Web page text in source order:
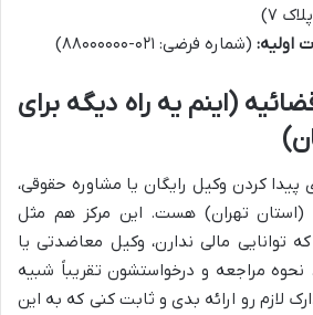
۷)
اولیه: (شماره فرضی: ۰۲۱-۸۸۰۰۰۰۰۰)
(اینم یه راه دیگه برای
پیدا کردن وکیل رایگان یا مشاوره حقوقی،
(استان تهران) هست. این مرکز هم مثل
توانایی مالی ندارن، وکیل معاضدتی یا
مراجعه و درخواستشون تقریباً شبیه
لازم رو ارائه بدی و ثابت کنی که به این